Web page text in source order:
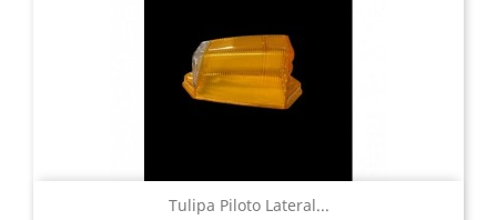
Tulipa Piloto Lateral...